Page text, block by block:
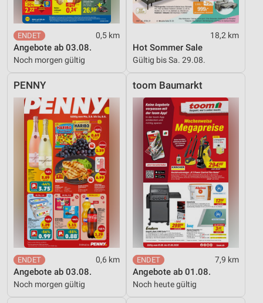
0,5 km
Angebote ab 03.08.
Noch morgen gültig
18,2 km
Hot Sommer Sale
Gültig bis Sa. 29.08.
PENNY
0,6 km
Angebote ab 03.08.
Noch morgen gültig
toom Baumarkt
7,9 km
Angebote ab 01.08.
Noch heute gültig